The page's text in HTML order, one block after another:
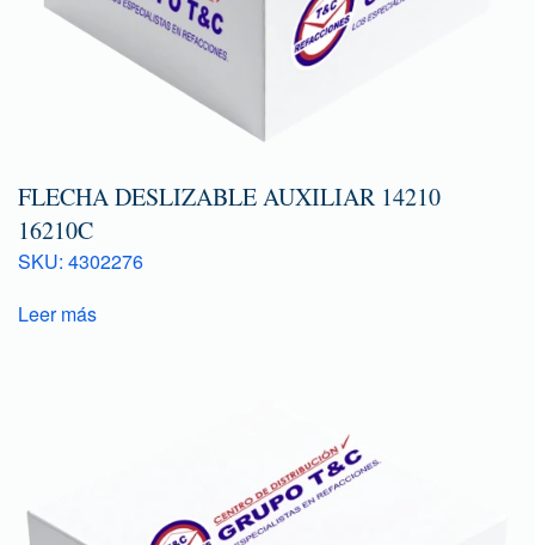
FLECHA DESLIZABLE AUXILIAR 14210
16210C
SKU: 4302276
Leer más